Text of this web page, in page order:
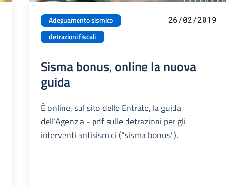
Adeguamento sismico
detrazioni fiscali
26/02/2019
Sisma bonus, online la nuova
guida
È online, sul sito delle Entrate, la guida
dell’Agenzia - pdf sulle detrazioni per gli
interventi antisismici (“sisma bonus”).